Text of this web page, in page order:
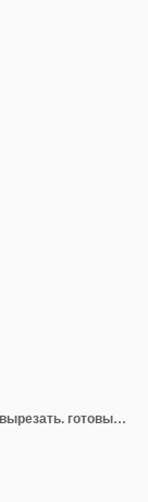
Молодая красивая девушка полное тело вырезать. готовый разместить в своем